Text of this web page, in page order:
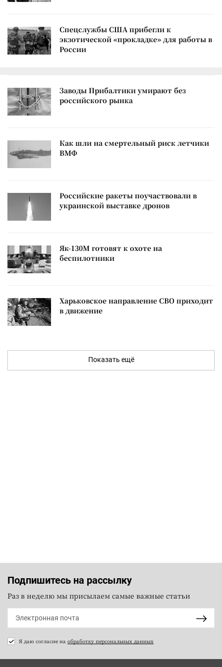
Спецслужбы США прибегли к
экзотической «прокладке» для работы в
России
Заводы Прибалтики умирают без
российского рынка
Как шли на смертельный риск летчики
ВМФ
Российские ракеты поучаствовали в
украинской выставке дронов
Як-130М готовят к охоте на
беспилотники
Харьковское направление СВО приходит
в движение
Показать ещё
Подпишитесь на рассылку
Раз в неделю мы присылаем самые важные статьи
Я даю согласие на обработку персональных данных